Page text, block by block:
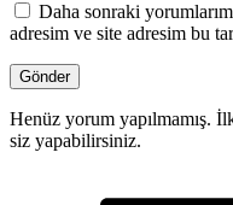
Daha sonraki
adresim ve site adresim bu
Henüz yorum yapılmamış.
siz yapabilirsiniz.